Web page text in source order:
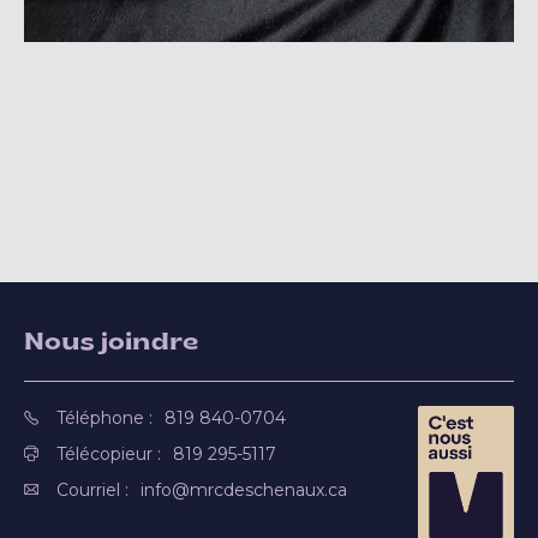
Nous joindre
Téléphone :
819 840-0704
Télécopieur :
819 295-5117
Courriel :
info@mrcdeschenaux.ca